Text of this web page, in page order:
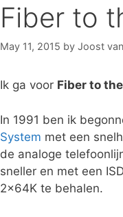
Fiber to
May 11, 2015 by Joost
Ik ga voor Fiber to
In 1991 ben ik
System met een
de analoge
sneller en met een
2x64K te behalen.